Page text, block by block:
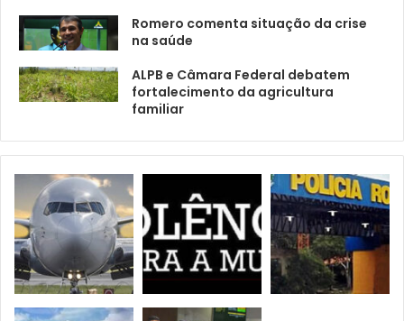
Romero comenta situação da crise
na saúde
ALPB e Câmara Federal debatem
fortalecimento da agricultura
familiar